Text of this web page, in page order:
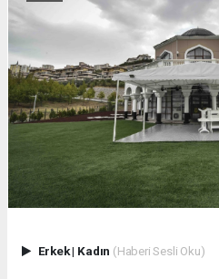
Erkek| Kadın (Haberi Sesli Oku)